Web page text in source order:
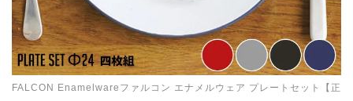
FALCON Enamelwareファルコン エナメルウェア プレートセット【正